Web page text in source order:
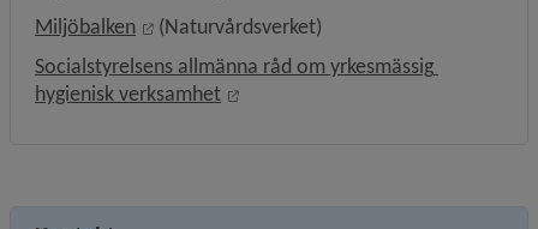
Miljöbalken
Länk till annan webbplats, öppnas i nytt
(Naturvårdsverket)
Socialstyrelsens allmänna råd om yrkesmässig
hygienisk verksamhet
Länk till annan webbplats,